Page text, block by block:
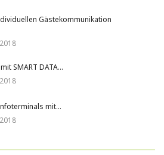
Gästekommunikation
SMART DATA…
mit…